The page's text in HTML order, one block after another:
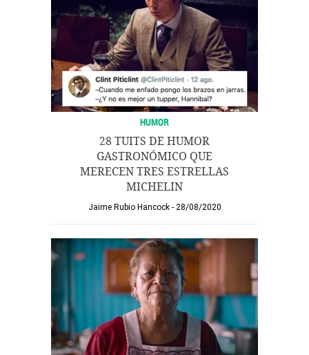
HUMOR
28 TUITS DE HUMOR
GASTRONÓMICO QUE
MERECEN TRES ESTRELLAS
MICHELIN
Jaime Rubio Hancock 28/08/2020